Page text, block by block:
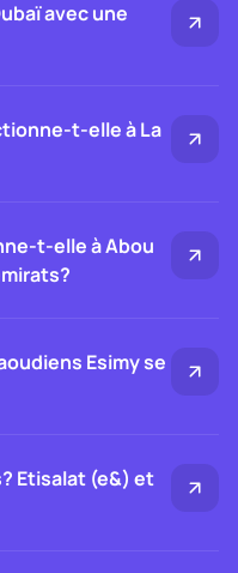
avec une
t-elle à La
t-elle à Abou
Esimy se
Etisalat (e&) et